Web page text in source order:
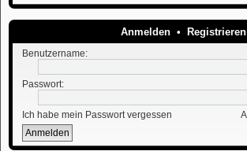
Anmelden• Registrieren
Benutzername:
Passwort:
Ich habe mein Passwort vergessen